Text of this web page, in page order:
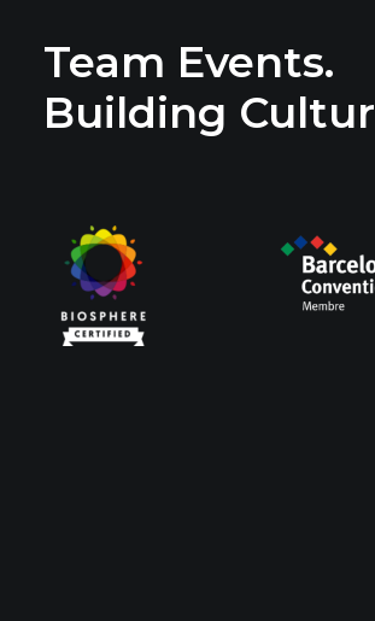
Team Events.
Building